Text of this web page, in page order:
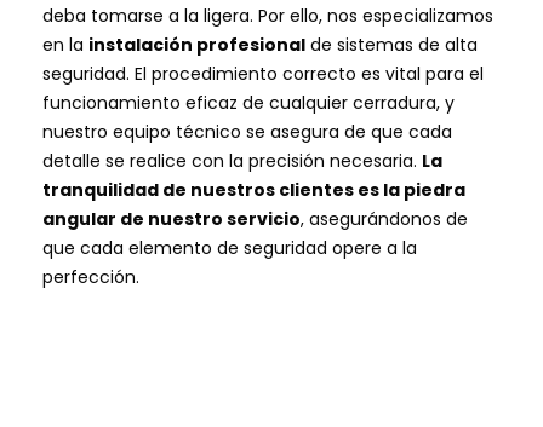
deba tomarse a la ligera. Por ello, nos especializamos
en la instalación profesional de sistemas de alta
seguridad. El procedimiento correcto es vital para el
funcionamiento eficaz de cualquier cerradura, y
nuestro equipo técnico se asegura de que cada
detalle se realice con la precisión necesaria. La
tranquilidad de nuestros clientes es la piedra
angular de nuestro servicio, asegurándonos de
que cada elemento de seguridad opere a la
perfección.